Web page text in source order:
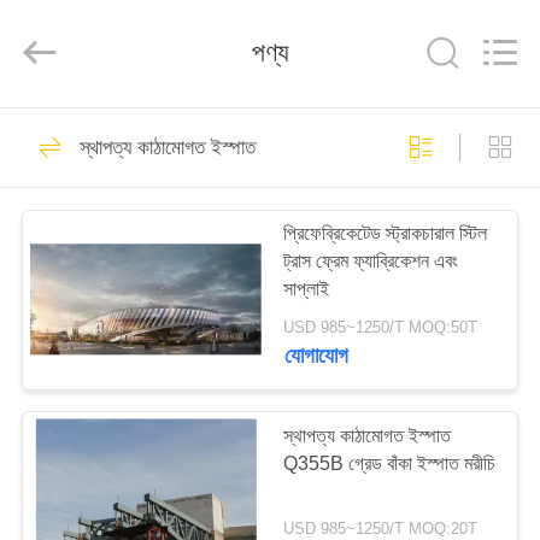
পণ্য
ভিডিও
ভিআর
শো
সম্পর্কে
Reserved.
ইস্পাত গঠন নির্মাণ
151
ইস্পাত গঠন কর্মশালা
174
পণ্য
স্থাপত্য কাঠামোগত ইস্পাত
প্রিফেব্রিকেটেড স্ট্রাকচারাল স্টিল
ট্রাস ফ্রেম ফ্যাব্রিকেশন এবং
সাপ্লাই
USD 985~1250/T MOQ:50T
যোগাযোগ
স্থাপত্য কাঠামোগত ইস্পাত
Q355B গ্রেড বাঁকা ইস্পাত মরীচি
USD 985~1250/T MOQ:20T